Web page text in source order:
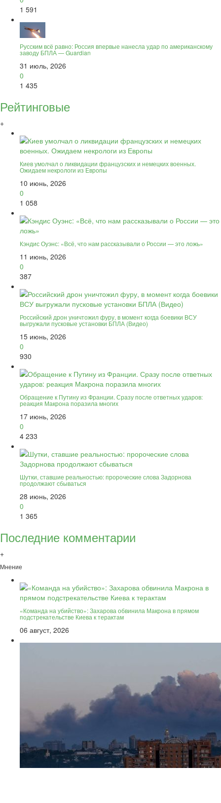
1 591
Русским всё равно: Россия впервые нанесла удар по американскому
заводу БПЛА — Guardian
31 июль, 2026
0
1 435
Рейтинговые
+
Киев умолчал о ликвидации французских и немецких военных.
Ожидаем некрологи из Европы
10 июнь, 2026
0
1 058
Кэндис Оуэнс: «Всё, что нам рассказывали о России — это ложь»
11 июнь, 2026
0
387
Российский дрон уничтожил фуру, в момент когда боевики ВСУ
выгружали пусковые установки БПЛА (Видео)
15 июнь, 2026
0
930
Обращение к Путину из Франции. Сразу после ответных ударов:
реакция Макрона поразила многих
17 июнь, 2026
0
4 233
Шутки, ставшие реальностью: пророческие слова Задорнова
продолжают сбываться
28 июнь, 2026
0
1 365
Последние комментарии
+
Мнение
«Команда на убийство»: Захарова обвинила Макрона в прямом
подстрекательстве Киева к терактам
06 август, 2026